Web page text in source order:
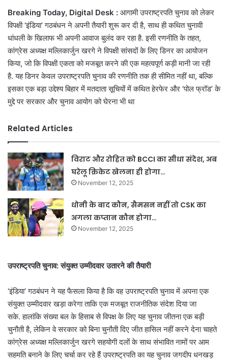
Breaking Today, Digital Desk : आगामी उपराष्ट्रपति चुनाव को लेकर
विपक्षी ‘इंडिया’ गठबंधन ने अपनी तैयारी शुरू कर दी है, साथ ही कथित चुनावी
धांधली के खिलाफ भी अपनी आवाज बुलंद कर रहा है.इसी रणनीति के तहत,
कांग्रेस अध्यक्ष मल्लिकार्जुन खरगे ने विपक्षी सांसदों के लिए डिनर का आयोजन
किया, जो कि विपक्षी एकता को मजबूत करने की एक महत्वपूर्ण कड़ी मानी जा रही
है. यह डिनर केवल उपराष्ट्रपति चुनाव की रणनीति तक ही सीमित नहीं था, बल्कि
इसका एक बड़ा उद्देश्य बिहार में मतदाता सूचियों में कथित हेरफेर और ‘पोल फ्रॉड’ के
मुद्दे पर सरकार और चुनाव आयोग को घेरना भी था
Related Articles
विराट और रोहित को BCCI का सीधा संदेश, अब
घरेलू क्रिकेट खेलना ही होगा…
November 12, 2025
धोनी के बाद कौन, सैमसन नहीं तो CSK का
अगला कप्तान कौन होगा…
November 12, 2025
उपराष्ट्रपति चुनाव: संयुक्त उम्मीदवार उतारने की तैयारी
‘इंडिया’ गठबंधन ने यह फैसला किया है कि वह उपराष्ट्रपति चुनाव में अपना एक
संयुक्त उम्मीदवार खड़ा करेगा ताकि एक मजबूत राजनीतिक संदेश दिया जा
सके. हालांकि संख्या बल के हिसाब से विपक्ष के लिए यह चुनाव जीतना एक बड़ी
चुनौती है, लेकिन वे सरकार को बिना चुनौती दिए जीत हासिल नहीं करने देना चाहते
कांग्रेस अध्यक्ष मल्लिकार्जुन खरगे सहयोगी दलों के साथ संभावित नामों पर आम
सहमति बनाने के लिए चर्चा कर रहे हैंउपराष्ट्रपति का यह चुनाव जगदीप धनखड़